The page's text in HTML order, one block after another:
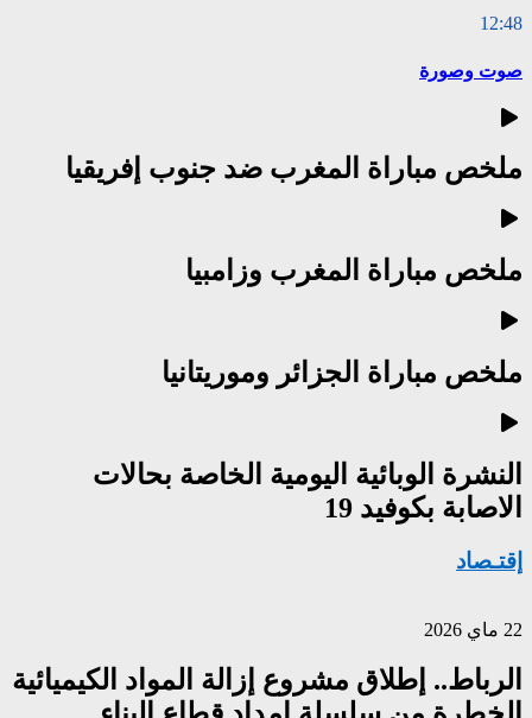
12:48
صوت وصورة
ملخص مباراة المغرب ضد جنوب إفريقيا
ملخص مباراة المغرب وزامبيا
ملخص مباراة الجزائر وموريتانيا
النشرة الوبائية اليومية الخاصة بحالات
الاصابة بكوفيد 19
إقتـصاد
22 ماي 2026
الرباط.. إطلاق مشروع إزالة المواد الكيميائية